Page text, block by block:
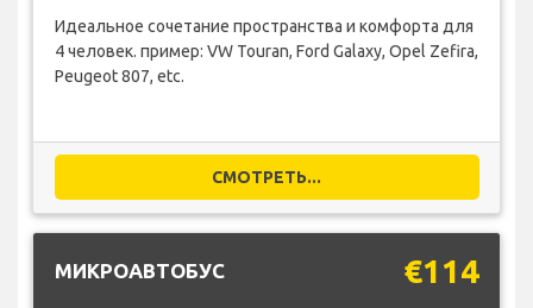
Идеальное сочетание пространства и комфорта для
4 человек. пример: VW Touran, Ford Galaxy, Opel Zefira,
Peugeot 807, etc.
СМОТРЕТЬ...
МИКРОАВТОБУС €114